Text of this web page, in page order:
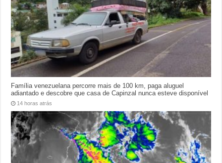
Família venezuelana percorre mais de 100 km, paga aluguel
adiantado e descobre que casa de Capinzal nunca esteve disponível
14 horas atrás